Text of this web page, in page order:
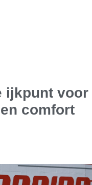
ijkpunt voor
comfort